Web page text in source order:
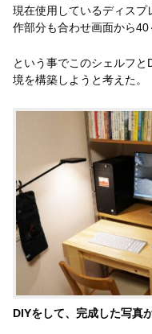
現在使用しているディス
作部分も合わせ画面から40
という事でこのシェルフ
境を構築しようと考えた。
DIYをして、完成した写真